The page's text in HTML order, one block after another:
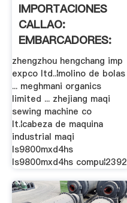
IMPORTACIONES
CALLAO:
EMBARCADORES:
24 MAYO 2015
zhengzhou hengchang imp
expco ltd..¦molino de bolas
... meghmani organics
limited ... zhejiang maqi
sewing machine co
lt.¦cabeza de maquina
industrial maqi
ls9800mxd4hs
ls9800mxd4hs compu¦2392